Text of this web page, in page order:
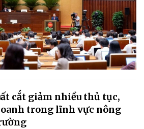
cắt giảm nhiều thủ tục,
trong lĩnh vực nông